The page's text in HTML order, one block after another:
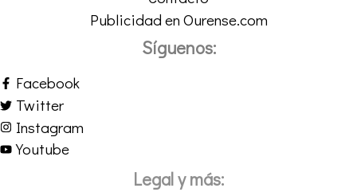
Publicidad en Ourense.com
Síguenos:
Facebook
Twitter
Instagram
Youtube
Legal y más: